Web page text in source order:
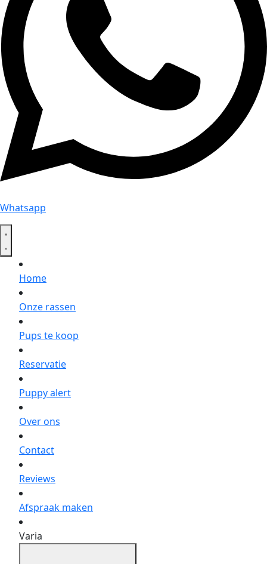
Whatsapp
Home
Onze rassen
Pups te koop
Reservatie
Puppy alert
Over ons
Contact
Reviews
Afspraak maken
Varia